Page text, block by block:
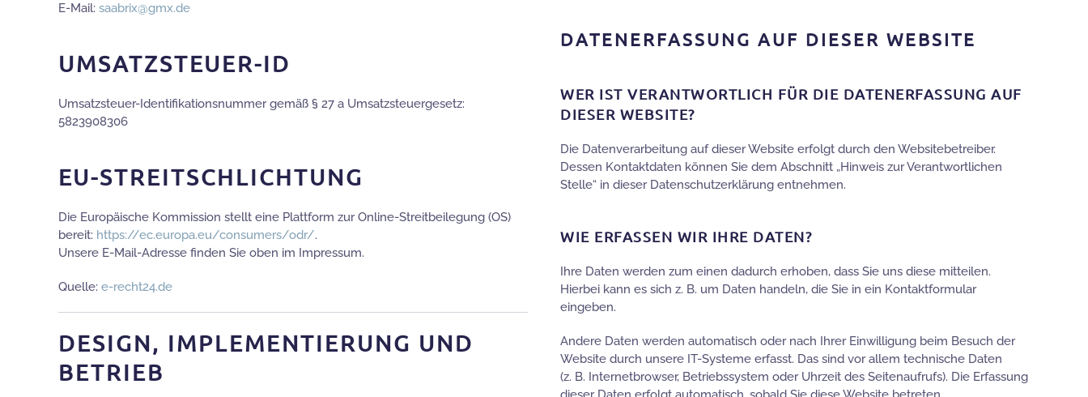
E-Mail: saabrix@gmx.de
UMSATZSTEUER-ID
Umsatzsteuer-Identifikationsnummer gemäß § 27 a Umsatzsteuergesetz:
5823908306
EU-STREITSCHLICHTUNG
Die Europäische Kommission stellt eine Plattform zur Online-Streitbeilegung (OS)
bereit: https://ec.europa.eu/consumers/odr/.
Unsere E-Mail-Adresse finden Sie oben im Impressum.
Quelle: e-recht24.de
DESIGN, IMPLEMENTIERUNG UND
BETRIEB
DATENERFASSUNG AUF DIESER WEBSITE
WER IST VERANTWORTLICH FÜR DIE DATENERFASSUNG AUF
DIESER WEBSITE?
Die Datenverarbeitung auf dieser Website erfolgt durch den Websitebetreiber.
Dessen Kontaktdaten können Sie dem Abschnitt „Hinweis zur Verantwortlichen
Stelle“ in dieser Datenschutzerklärung entnehmen.
WIE ERFASSEN WIR IHRE DATEN?
Ihre Daten werden zum einen dadurch erhoben, dass Sie uns diese mitteilen.
Hierbei kann es sich z. B. um Daten handeln, die Sie in ein Kontaktformular
eingeben.
Andere Daten werden automatisch oder nach Ihrer Einwilligung beim Besuch der
Website durch unsere IT-Systeme erfasst. Das sind vor allem technische Daten
(z. B. Internetbrowser, Betriebssystem oder Uhrzeit des Seitenaufrufs). Die Erfassung